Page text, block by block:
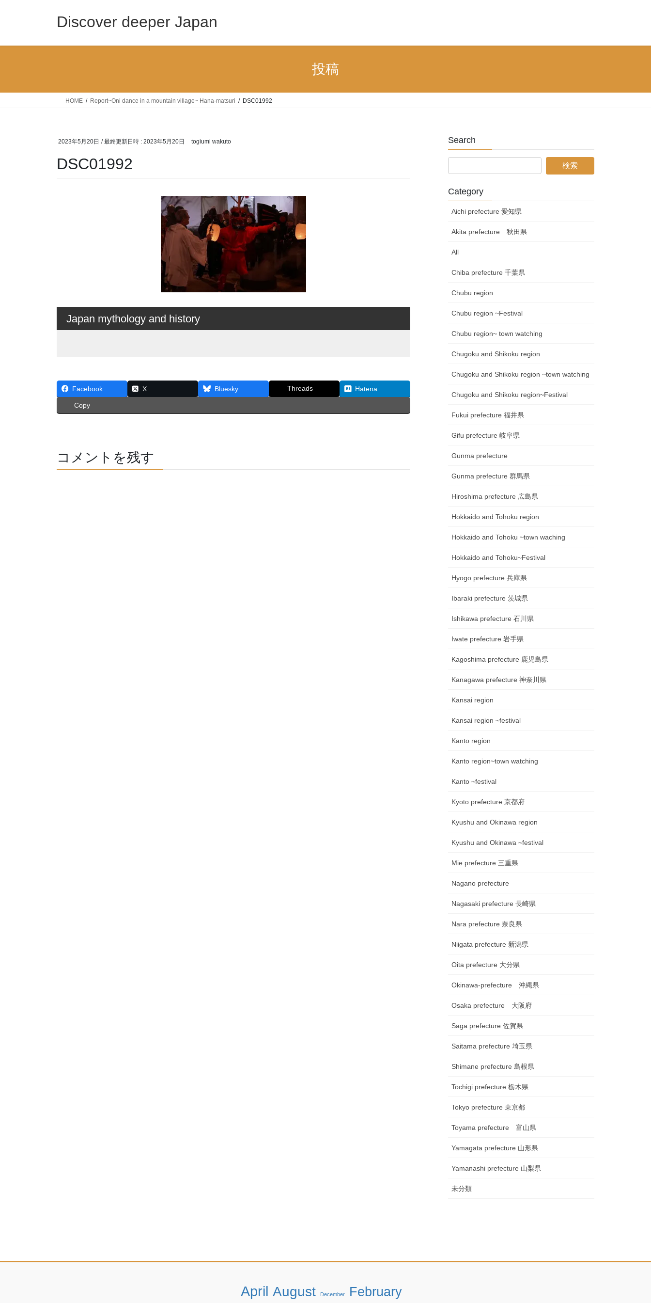
Discover deeper Japan
投稿
HOME Report~Oni dance in a mountain village~ Hana-matsuri DSC01992
2023年5月20日 / 最終更新日時 : 2023年5月20日 togiumi wakuto
DSC01992
Japan mythology and history
Facebook X Bluesky Threads Hatena
Copy
コメントを残す
Search
Category
Aichi prefecture 愛知県
Akita prefecture 秋田県
All
Chiba prefecture 千葉県
Chubu region
Chubu region ~Festival
Chubu region~ town watching
Chugoku and Shikoku region
Chugoku and Shikoku region ~town watching
Chugoku and Shikoku region~Festival
Fukui prefecture 福井県
Gifu prefecture 岐阜県
Gunma prefecture
Gunma prefecture 群馬県
Hiroshima prefecture 広島県
Hokkaido and Tohoku region
Hokkaido and Tohoku ~town waching
Hokkaido and Tohoku~Festival
Hyogo prefecture 兵庫県
Ibaraki prefecture 茨城県
Ishikawa prefecture 石川県
Iwate prefecture 岩手県
Kagoshima prefecture 鹿児島県
Kanagawa prefecture 神奈川県
Kansai region
Kansai region ~festival
Kanto region
Kanto region~town watching
Kanto ~festival
Kyoto prefecture 京都府
Kyushu and Okinawa region
Kyushu and Okinawa ~festival
Mie prefecture 三重県
Nagano prefecture
Nagasaki prefecture 長崎県
Nara prefecture 奈良県
Niigata prefecture 新潟県
Oita prefecture 大分県
Okinawa-prefecture 沖縄県
Osaka prefecture 大阪府
Saga prefecture 佐賀県
Saitama prefecture 埼玉県
Shimane prefecture 島根県
Tochigi prefecture 栃木県
Tokyo prefecture 東京都
Toyama prefecture 富山県
Yamagata prefecture 山形県
Yamanashi prefecture 山梨県
未分類
April August December February